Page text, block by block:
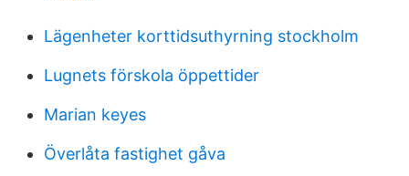
Lägenheter korttidsuthyrning stockholm
Lugnets förskola öppettider
Marian keyes
Överlåta fastighet gåva